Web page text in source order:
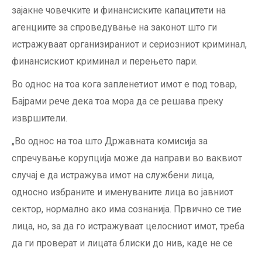
зајакне човечките и финансиските капацитети на
агенциите за спроведување на законот што ги
истражуваат организираниот и сериозниот криминал,
финансискиот криминал и перењето пари.
Во однос на тоа кога запленетиот имот е под товар,
Бајрами рече дека тоа мора да се решава преку
извршители.
„Во однос на тоа што Државната комисија за
спречување корупција може да направи во ваквиот
случај е да истражува имот на службени лица,
односно избраните и именуваните лица во јавниот
сектор, нормално ако има сознанија. Првично се тие
лица, но, за да го истражуваат целосниот имот, треба
да ги проверат и лицата блиски до нив, каде не се